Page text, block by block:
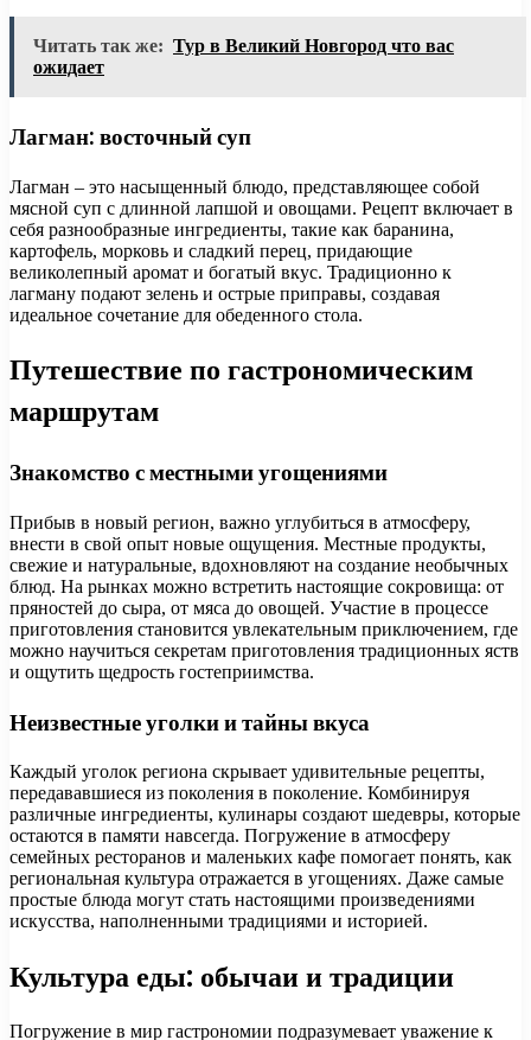
Читать так же: Тур в Великий Новгород что вас
ожидает
Лагман: восточный суп
Лагман – это насыщенный блюдо, представляющее собой
мясной суп с длинной лапшой и овощами. Рецепт включает в
себя разнообразные ингредиенты, такие как баранина,
картофель, морковь и сладкий перец, придающие
великолепный аромат и богатый вкус. Традиционно к
лагману подают зелень и острые приправы, создавая
идеальное сочетание для обеденного стола.
Путешествие по гастрономическим
маршрутам
Знакомство с местными угощениями
Прибыв в новый регион, важно углубиться в атмосферу,
внести в свой опыт новые ощущения. Местные продукты,
свежие и натуральные, вдохновляют на создание необычных
блюд. На рынках можно встретить настоящие сокровища: от
пряностей до сыра, от мяса до овощей. Участие в процессе
приготовления становится увлекательным приключением, где
можно научиться секретам приготовления традиционных яств
и ощутить щедрость гостеприимства.
Неизвестные уголки и тайны вкуса
Каждый уголок региона скрывает удивительные рецепты,
передававшиеся из поколения в поколение. Комбинируя
различные ингредиенты, кулинары создают шедевры, которые
остаются в памяти навсегда. Погружение в атмосферу
семейных ресторанов и маленьких кафе помогает понять, как
региональная культура отражается в угощениях. Даже самые
простые блюда могут стать настоящими произведениями
искусства, наполненными традициями и историей.
Культура еды: обычаи и традиции
Погружение в мир гастрономии подразумевает уважение к